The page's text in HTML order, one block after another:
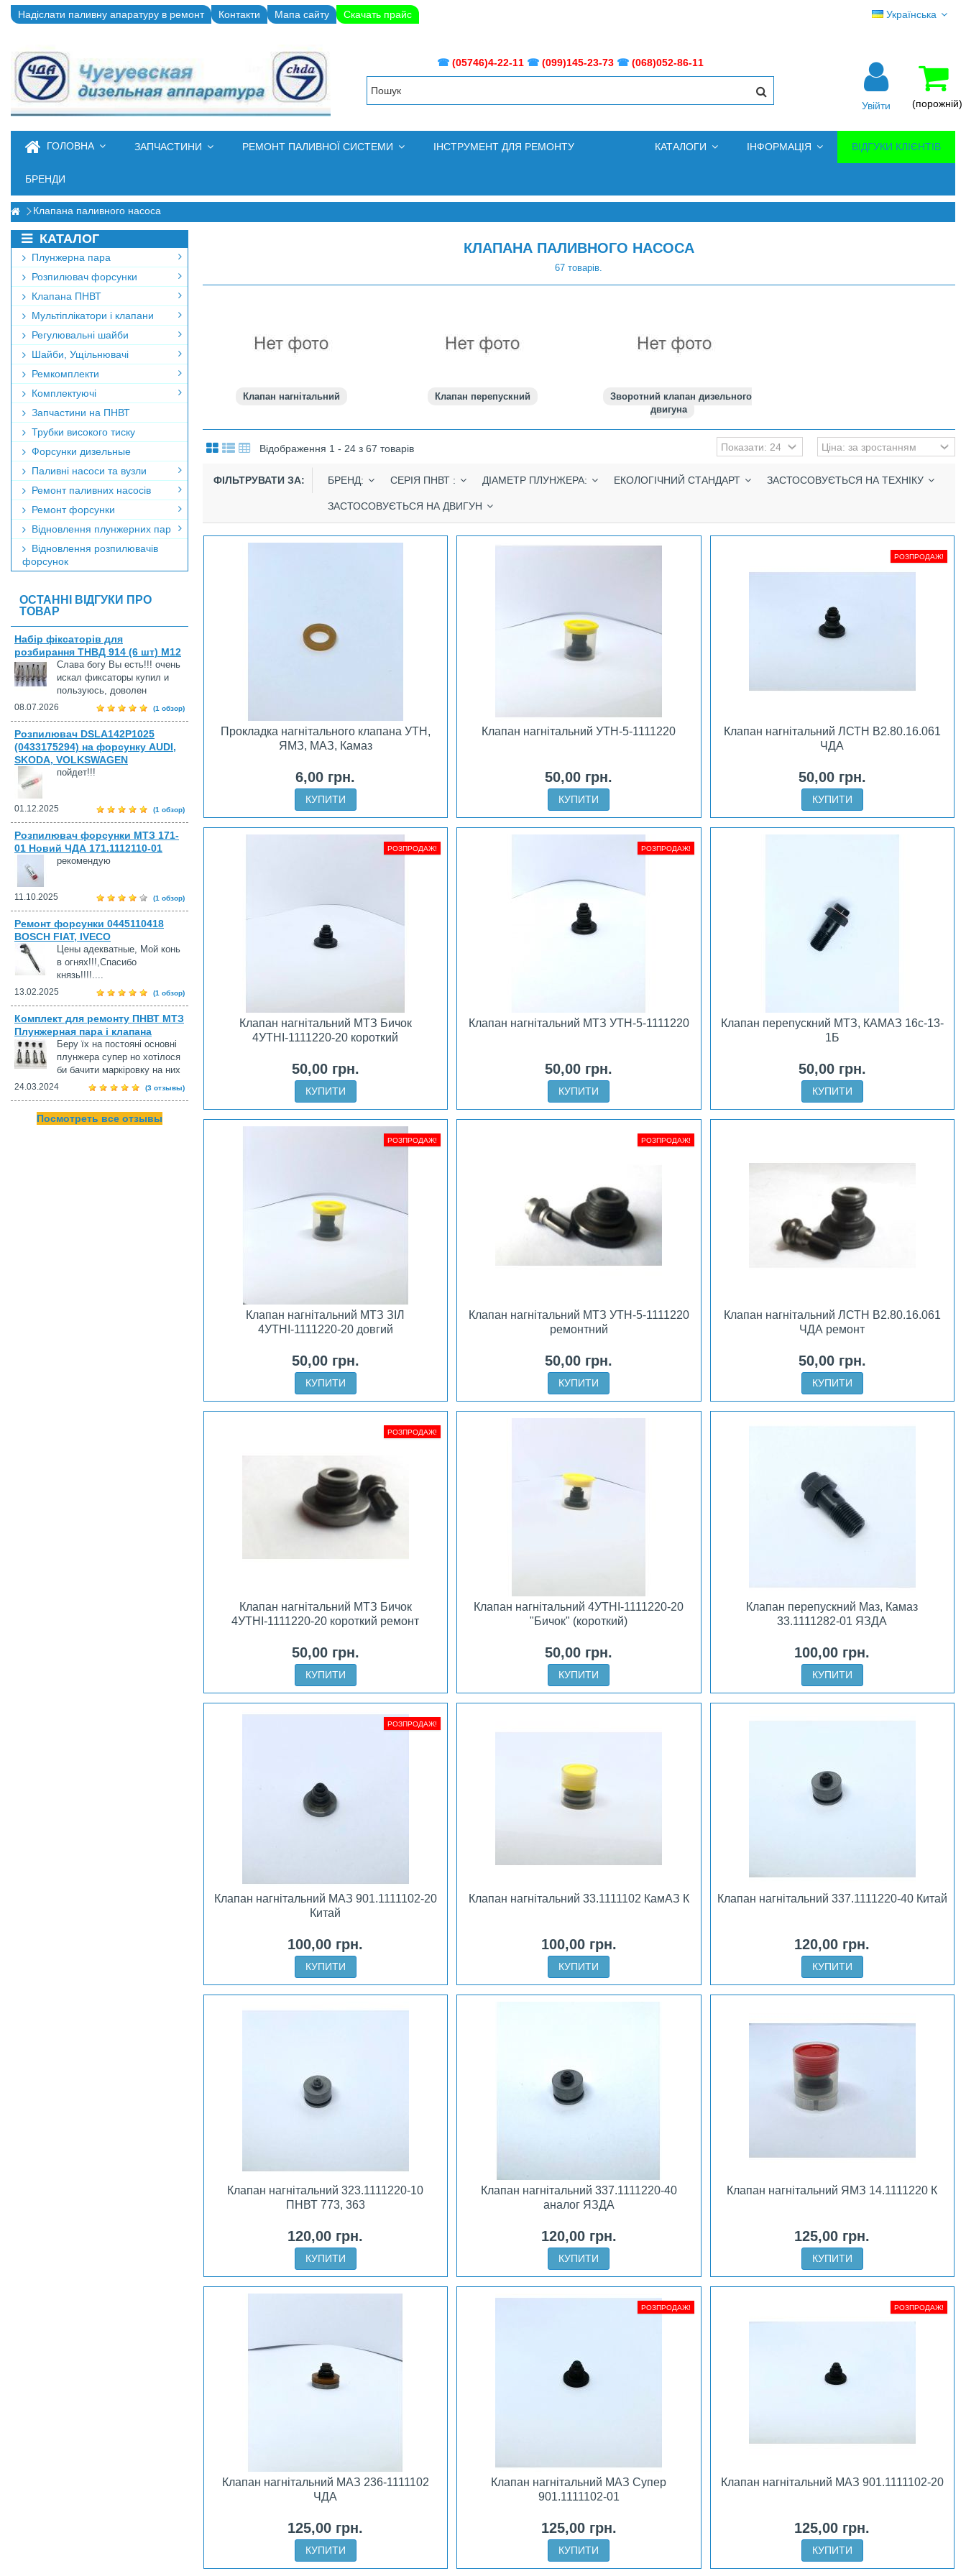
Українська
Надіслати паливну апаратуру в ремонт Контакти Мапа сайту Скачать прайс
☎ (05746)4-22-11 ☎ (099)145-23-73 ☎ (068)052-86-11
(порожній)
Увійти
ГОЛОВНА ЗАПЧАСТИНИ РЕМОНТ ПАЛИВНОЇ СИСТЕМИ ІНСТРУМЕНТ ДЛЯ РЕМОНТУ ВІДГУКИ КЛІЄНТІВ
ІНФОРМАЦІЯ
КАТАЛОГИ
БРЕНДИ
Клапана паливного насоса
КЛАПАНА ПАЛИВНОГО НАСОСА
67 товарів.
Клапан нагнітальний Клапан перепускний
Зворотний клапан дизельного
двигуна
Відображення 1 - 24 з 67 товарів
ФІЛЬТРУВАТИ ЗА: БРЕНД: СЕРІЯ ПНВТ : ДІАМЕТР ПЛУНЖЕРА: ЕКОЛОГІЧНИЙ СТАНДАРТ ЗАСТОСОВУЄТЬСЯ НА ТЕХНІКУ
ЗАСТОСОВУЄТЬСЯ НА ДВИГУН
Прокладка нагнітального клапана УТН,
ЯМЗ, МАЗ, Камаз
6,00 грн.
КУПИТИ
Клапан нагнітальний УТН-5-1111220
50,00 грн.
КУПИТИ
РОЗПРОДАЖ!
Клапан нагнітальний ЛСТН В2.80.16.061
ЧДА
50,00 грн.
КУПИТИ
РОЗПРОДАЖ!
Клапан нагнітальний МТЗ Бичок
4УТНІ-1111220-20 короткий
50,00 грн.
КУПИТИ
РОЗПРОДАЖ!
Клапан нагнітальний МТЗ УТН-5-1111220
50,00 грн.
КУПИТИ
Клапан перепускний МТЗ, КАМАЗ 16с-13-
1Б
50,00 грн.
КУПИТИ
РОЗПРОДАЖ!
Клапан нагнітальний МТЗ ЗІЛ
4УТНІ-1111220-20 довгий
50,00 грн.
КУПИТИ
РОЗПРОДАЖ!
Клапан нагнітальний МТЗ УТН-5-1111220
ремонтний
50,00 грн.
КУПИТИ
Клапан нагнітальний ЛСТН В2.80.16.061
ЧДА ремонт
50,00 грн.
КУПИТИ
РОЗПРОДАЖ!
Клапан нагнітальний МТЗ Бичок
4УТНІ-1111220-20 короткий ремонт
50,00 грн.
КУПИТИ
Клапан нагнітальний 4УТНІ-1111220-20
"Бичок" (короткий)
50,00 грн.
КУПИТИ
Клапан перепускний Маз, Камаз
33.1111282-01 ЯЗДА
100,00 грн.
КУПИТИ
РОЗПРОДАЖ!
Клапан нагнітальний МАЗ 901.1111102-20
Китай
100,00 грн.
КУПИТИ
Клапан нагнітальний 33.1111102 КамАЗ К
100,00 грн.
КУПИТИ
Клапан нагнітальний 337.1111220-40 Китай
120,00 грн.
КУПИТИ
Клапан нагнітальний 323.1111220-10
ПНВТ 773, 363
120,00 грн.
КУПИТИ
Клапан нагнітальний 337.1111220-40
аналог ЯЗДА
120,00 грн.
КУПИТИ
Клапан нагнітальний ЯМЗ 14.1111220 К
125,00 грн.
КУПИТИ
Клапан нагнітальний МАЗ 236-1111102
ЧДА
125,00 грн.
КУПИТИ
РОЗПРОДАЖ!
Клапан нагнітальний МАЗ Супер
901.1111102-01
125,00 грн.
КУПИТИ
РОЗПРОДАЖ!
Клапан нагнітальний МАЗ 901.1111102-20
125,00 грн.
КУПИТИ
КАТАЛОГ
Плунжерна пара
Розпилювач форсунки
Клапана ПНВТ
Мультіплікатори і клапани
Регулювальні шайби
Шайби, Ущільнювачі
Ремкомплекти
Комплектуючі
Запчастини на ПНВТ
Трубки високого тиску
Форсунки дизельные
Паливні насоси та вузли
Ремонт паливних насосів
Ремонт форсунки
Відновлення плунжерних пар
Відновлення розпилювачів
форсунок
ОСТАННІ ВІДГУКИ ПРО
ТОВАР
Набір фіксаторів для
розбирання ТНВД 914 (6 шт) М12
Слава богу Вы есть!!! очень
искал фиксаторы купил и
пользуюсь, доволен
08.07.2026 (1 обзор)
Розпилювач DSLA142P1025
(0433175294) на форсунку AUDI,
SKODA, VOLKSWAGEN
пойдет!!!
01.12.2025 (1 обзор)
Розпилювач форсунки МТЗ 171-
01 Новий ЧДА 171.1112110-01
рекомендую
11.10.2025 (1 обзор)
Ремонт форсунки 0445110418
BOSCH FIAT, IVECO
Цены адекватные, Мой конь
в огнях!!!,Спасибо
князь!!!!....
13.02.2025 (1 обзор)
Комплект для ремонту ПНВТ МТЗ
Плунжерная пара і клапана
Беру їх на постояні основні
плунжера супер но хотілося
би бачити маркіровку на них
24.03.2024 (3 отзывы)
Посмотреть все отзывы